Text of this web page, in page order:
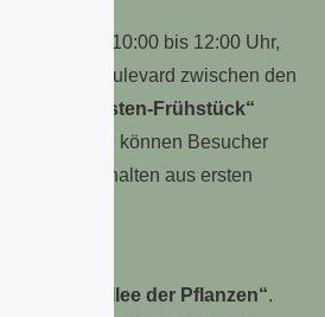
ist von 10:00 bis 12:00 Uhr,
(Messeboulevard zwischen den
„Floristen-Frühstück“
Atmosphäre können Besucher
und erhalten aus ersten
„Allee der Pflanzen“.